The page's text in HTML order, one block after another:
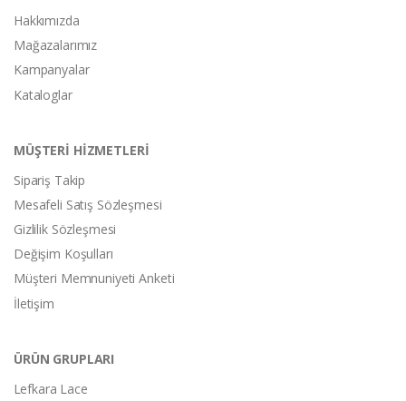
Hakkımızda
Mağazalarımız
Kampanyalar
Kataloglar
MÜŞTERİ HİZMETLERİ
Sipariş Takip
Mesafeli Satış Sözleşmesi
Gizlilik Sözleşmesi
Değişim Koşulları
Müşteri Memnuniyeti Anketi
İletişim
ÜRÜN GRUPLARI
Lefkara Lace